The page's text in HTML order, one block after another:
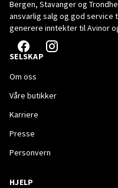
Bergen, Stavanger og
ansvarlig salg og god service
generere inntekter til Avinor
SELSKAP
Om oss
Våre butikker
Karriere
Presse
Personvern
HJELP